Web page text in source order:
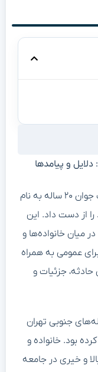
در یک حادثه دلخراش و شگفت‌انگیز، یک جوان ۲۰ ساله به نام
از دست داد. این
میان خانواده‌ها و
عمومی به همراه
جزئیات و
جنوبی تهران
بود. خانواده و
و خیری در جامعه